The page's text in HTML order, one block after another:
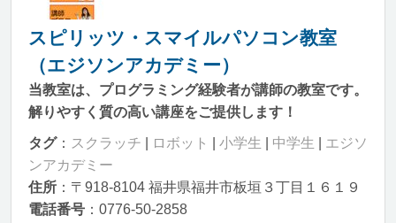
スピリッツ・スマイルパソコン教室
（エジソンアカデミー）
当教室は、プログラミング経験者が講師の教室です。
解りやすく質の高い講座をご提供します！
タグ： スクラッチ ロボット 小学生 中学生
エジソ
ンアカデミー
住所 ：〒918-8104 福井県福井市板垣３丁目１６１９
電話番号 ：0776-50-2858